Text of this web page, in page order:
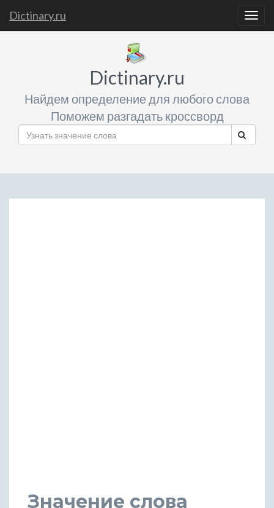
Dictinary.ru
Dictinary.ru
Найдем определение для любого слова
Поможем разгадать кроссворд
Значение слова